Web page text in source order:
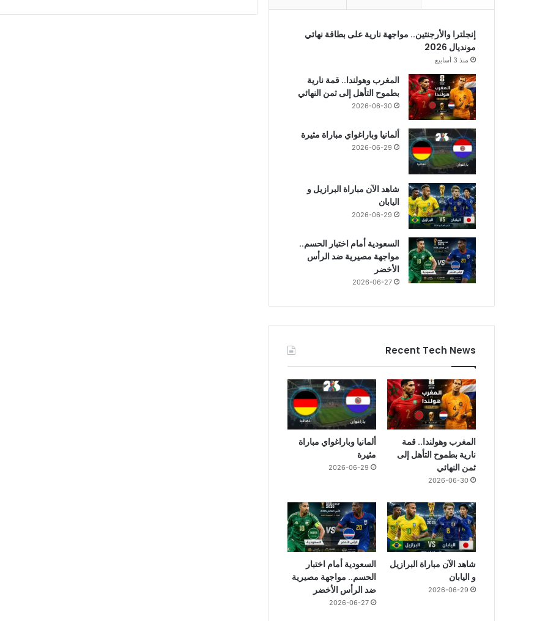
إنجلترا والأرجنتين.. مواجهة نارية على بطاقة نهائي
مونديال 2026
منذ 3 أسابيع
المغرب وهولندا.. قمة نارية
بطموح التأهل إلى ثمن النهائي
2026-06-30
ألمانيا وباراغواي مباراة مثيرة
2026-06-29
شاهد الآن مباراة البرازيل و
اليابان
2026-06-29
السعودية أمام اختبار الحسم..
مواجهة مصيرية ضد الرأس
الأخضر
2026-06-27
Recent Tech News
المغرب وهولندا.. قمة
نارية بطموح التأهل إلى
ثمن النهائي
2026-06-30
ألمانيا وباراغواي مباراة
مثيرة
2026-06-29
شاهد الآن مباراة البرازيل
و اليابان
2026-06-29
السعودية أمام اختبار
الحسم.. مواجهة مصيرية
ضد الرأس الأخضر
2026-06-27